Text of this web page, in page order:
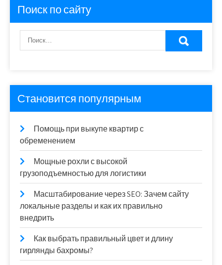
Поиск по сайту
Становится популярным
Помощь при выкупе квартир с
обременением
Мощные рохли с высокой
грузоподъемностью для логистики
Масштабирование через SEO: Зачем сайту
локальные разделы и как их правильно
внедрить
Как выбрать правильный цвет и длину
гирлянды бахромы?